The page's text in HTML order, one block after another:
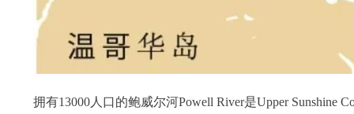
拥有13000人口的鲍威尔河Powell River是Upper Sunshine